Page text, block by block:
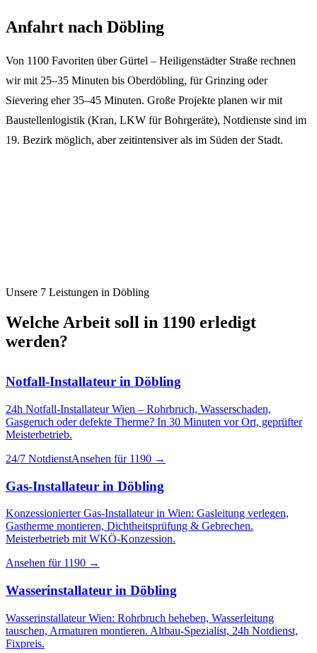
Anfahrt nach Döbling
Von 1100 Favoriten über Gürtel – Heiligenstädter Straße rechnen
wir mit 25–35 Minuten bis Oberdöbling, für Grinzing oder
Sievering eher 35–45 Minuten. Große Projekte planen wir mit
Baustellenlogistik (Kran, LKW für Bohrgeräte), Notdienste sind im
19. Bezirk möglich, aber zeitintensiver als im Süden der Stadt.
Unsere 7 Leistungen in Döbling
Welche Arbeit soll in 1190 erledigt
werden?
Notfall-Installateur in Döbling
24h Notfall-Installateur Wien – Rohrbruch, Wasserschaden,
Gasgeruch oder defekte Therme? In 30 Minuten vor Ort, geprüfter
Meisterbetrieb.
24/7 NotdienstAnsehen für 1190 →
Gas-Installateur in Döbling
Konzessionierter Gas-Installateur in Wien: Gasleitung verlegen,
Gastherme montieren, Dichtheitsprüfung & Gebrechen.
Meisterbetrieb mit WKÖ-Konzession.
Ansehen für 1190 →
Wasserinstallateur in Döbling
Wasserinstallateur Wien: Rohrbruch beheben, Wasserleitung
tauschen, Armaturen montieren. Altbau-Spezialist, 24h Notdienst,
Fixpreis.